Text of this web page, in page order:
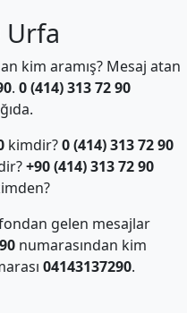
Urfa
kim aramış? Mesaj atan
. 0 (414) 313 72 90
kimdir?0 (414) 313 72 90
+90 (414) 313 72 90
gelen mesajlar
numarasından kim
04143137290.